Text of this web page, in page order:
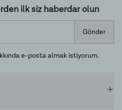
ilk siz haberdar olun
Gönder
e-posta almak istiyorum.